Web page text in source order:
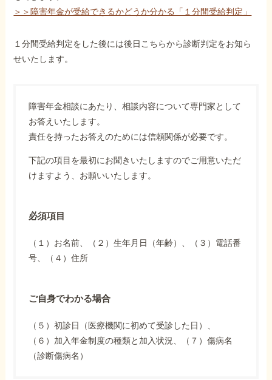
＞＞障害年金が受給できるかどうか分かる「１分間受給判定」
１分間受給判定をした後には後日こちらから診断判定をお知ら
せいたします。
障害年金相談にあたり、相談内容について専門家として
お答えいたします。
責任を持ったお答えのためには信頼関係が必要です。
下記の項目を最初にお聞きいたしますのでご用意いただ
けますよう、お願いいたします。
必須項目
（１）お名前、（２）生年月日（年齢）、（３）電話番
号、（４）住所
ご自身でわかる場合
（５）初診日（医療機関に初めて受診した日）、
（６）加入年金制度の種類と加入状況、（７）傷病名
（診断傷病名）